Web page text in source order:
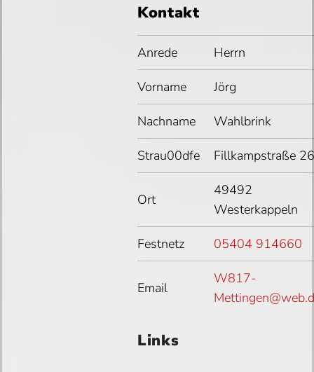
Kontakt
Anrede Herrn
Vorname Jörg
Nachname Wahlbrink
Strau00dfe Fillkampstraße
Ort
49492
Westerkappeln
Festnetz 05404 914660
Email
W817-
Links